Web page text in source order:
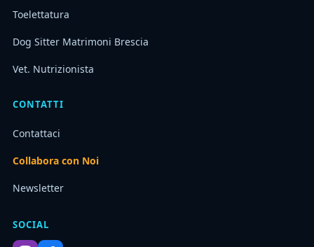
Toelettatura
Dog Sitter Matrimoni Brescia
Vet. Nutrizionista
CONTATTI
Contattaci
Collabora con Noi
Newsletter
SOCIAL